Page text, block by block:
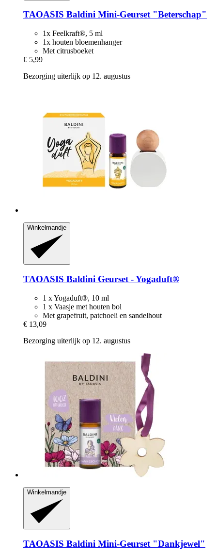
TAOASIS Baldini Mini-​Geurset "Beterschap"
1x Feelkraft®, 5 ml
1x houten bloemenhanger
Met citrusboeket
€ 5,99
Bezorging uiterlijk op 12. augustus
Winkelmandje
TAOASIS Baldini Geurset -​ Yogaduft®
1 x Yogaduft®, 10 ml
1 x Vaasje met houten bol
Met grapefruit, patchoeli en sandelhout
€ 13,09
Bezorging uiterlijk op 12. augustus
Winkelmandje
TAOASIS Baldini Mini-​Geurset "Dankjewel"